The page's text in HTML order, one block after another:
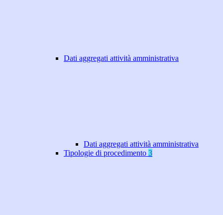
Dati aggregati attività amministrativa
Dati aggregati attività amministrativa
Tipologie di procedimento 3